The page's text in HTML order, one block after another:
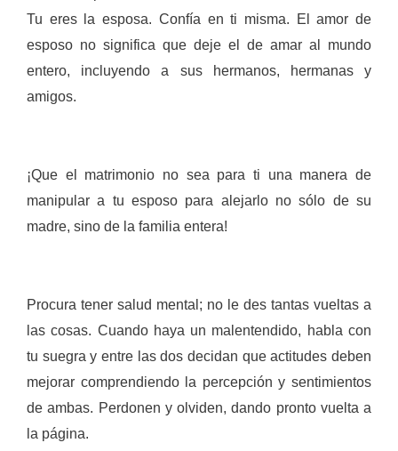
Tu eres la esposa. Confía en ti misma. El amor de
esposo no significa que deje el de amar al mundo
entero, incluyendo a sus hermanos, hermanas y
amigos.
¡Que el matrimonio no sea para ti una manera de
manipular a tu esposo para alejarlo no sólo de su
madre, sino de la familia entera!
Procura tener salud mental; no le des tantas vueltas a
las cosas. Cuando haya un malentendido, habla con
tu suegra y entre las dos decidan que actitudes deben
mejorar comprendiendo la percepción y sentimientos
de ambas. Perdonen y olviden, dando pronto vuelta a
la página.